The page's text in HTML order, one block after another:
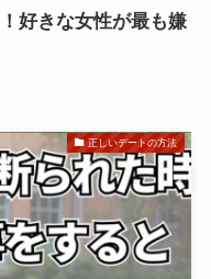
好きな女性が最も嫌
正しいデートの方法